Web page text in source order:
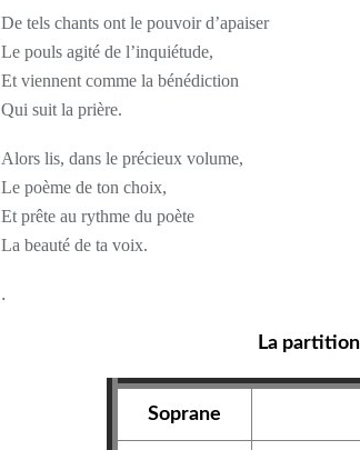
De tels chants ont le pouvoir d’apaiser
Le pouls agité de l’inquiétude,
Et viennent comme la bénédiction
Qui suit la prière.
Alors lis, dans le précieux volume,
Le poème de ton choix,
Et prête au rythme du poète
La beauté de ta voix.
.
La
Soprane